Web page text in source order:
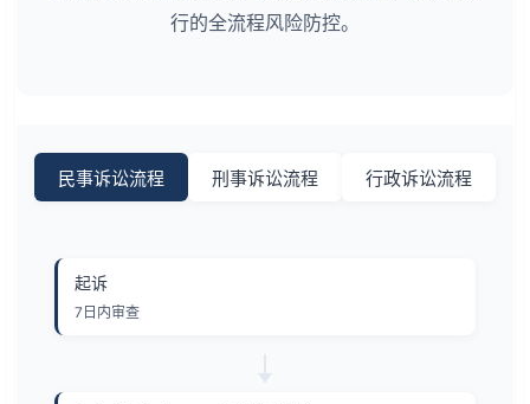
行的全流程风险防控。
民事诉讼流程 刑事诉讼流程 行政诉讼流程
起诉
7日内审查